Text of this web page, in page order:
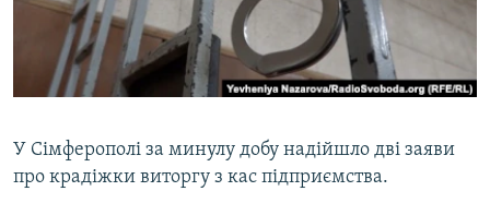
ВІДЕОУРОКИ «ELIFBE»
СВІДЧЕННЯ ОКУПАЦІЇ
УКРАЇНСЬКА ПРОБЛЕМА КРИМУ
Русский
Qırımtatar
У Сімферополі за минулу добу надійшло дві заяви
про крадіжки виторгу з кас підприємства.